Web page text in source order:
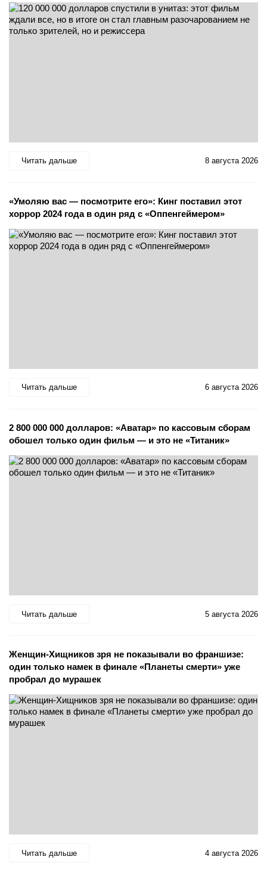
Читать дальше 8 августа 2026
«Умоляю вас — посмотрите его»: Кинг поставил этот
хоррор 2024 года в один ряд с «Оппенгеймером»
Читать дальше 6 августа 2026
2 800 000 000 долларов: «Аватар» по кассовым сборам
обошел только один фильм — и это не «Титаник»
Читать дальше 5 августа 2026
Женщин-Хищников зря не показывали во франшизе:
один только намек в финале «Планеты смерти» уже
пробрал до мурашек
Читать дальше 4 августа 2026